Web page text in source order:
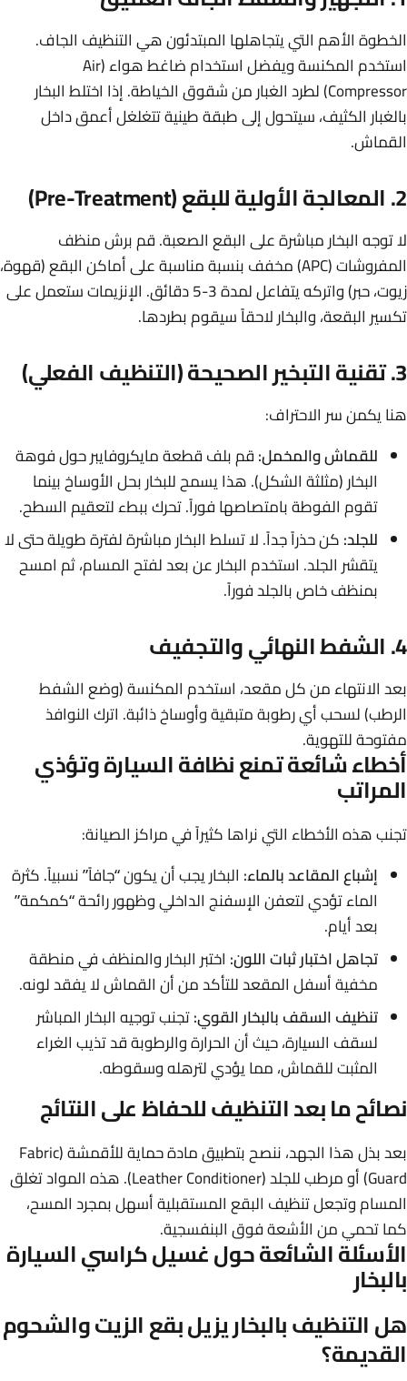
الخطوة الأهم التي يتجاهلها المبتدئون هي التنظيف الجاف.
استخدم المكنسة ويفضل استخدام ضاغط هواء (Air
Compressor) لطرد الغبار من شقوق الخياطة. إذا اختلط البخار
بالغبار الكثيف، سيتحول إلى طبقة طينية تتغلغل أعمق داخل
القماش.
2. المعالجة الأولية للبقع (Pre-Treatment)
لا توجه البخار مباشرة على البقع الصعبة. قم برش منظف
المفروشات (APC) مخفف بنسبة مناسبة على أماكن البقع (قهوة،
زيوت، حبر) واتركه يتفاعل لمدة 3-5 دقائق. الإنزيمات ستعمل على
تكسير البقعة، والبخار لاحقاً سيقوم بطردها.
3. تقنية التبخير الصحيحة (التنظيف الفعلي)
هنا يكمن سر الاحتراف:
للقماش والمخمل:قم بلف قطعة مايكروفايبر حول فوهة
البخار (مثلثة الشكل). هذا يسمح للبخار بحل الأوساخ بينما
تقوم الفوطة بامتصاصها فوراً. تحرك ببطء لتعقيم السطح.
للجلد:كن حذراً جداً. لا تسلط البخار مباشرة لفترة طويلة حتى لا
يتقشر الجلد. استخدم البخار عن بعد لفتح المسام، ثم امسح
بمنظف خاص بالجلد فوراً.
4. الشفط النهائي والتجفيف
بعد الانتهاء من كل مقعد، استخدم المكنسة (وضع الشفط
الرطب) لسحب أي رطوبة متبقية وأوساخ ذائبة. اترك النوافذ
مفتوحة للتهوية.
أخطاء شائعة تمنع نظافة السيارة وتؤذي
المراتب
تجنب هذه الأخطاء التي نراها كثيراً في مراكز الصيانة:
إشباع المقاعد بالماء: البخار يجب أن يكون “جافاً” نسبياً. كثرة
الماء تؤدي لتعفن الإسفنج الداخلي وظهور رائحة “كمكمة”
بعد أيام.
تجاهل اختبار ثبات اللون: اختبر البخار والمنظف في منطقة
مخفية أسفل المقعد للتأكد من أن القماش لا يفقد لونه.
تنظيف السقف بالبخار القوي:تجنب توجيه البخار المباشر
لسقف السيارة، حيث أن الحرارة والرطوبة قد تذيب الغراء
المثبت للقماش، مما يؤدي لترهله وسقوطه.
نصائح ما بعد التنظيف للحفاظ على النتائج
بعد بذل هذا الجهد، ننصح بتطبيق مادة حماية للأقمشة (Fabric
Guard) أو مرطب للجلد (Leather Conditioner). هذه المواد تغلق
المسام وتجعل تنظيف البقع المستقبلية أسهل بمجرد المسح،
كما تحمي من الأشعة فوق البنفسجية.
الأسئلة الشائعة حول غسيل كراسي السيارة
بالبخار
هل التنظيف بالبخار يزيل بقع الزيت والشحوم
القديمة؟